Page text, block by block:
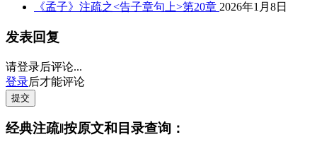
《孟子》注疏之<告子章句上>第20章 2026年1月8日
发表回复
请登录后评论...
登录后才能评论
提交
经典注疏‖按原文和目录查询：